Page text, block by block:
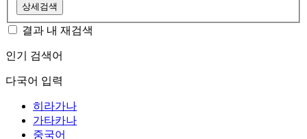
상세검색
결과 내 재검색
인기 검색어
다국어 입력
히라가나
가타카나
중국어